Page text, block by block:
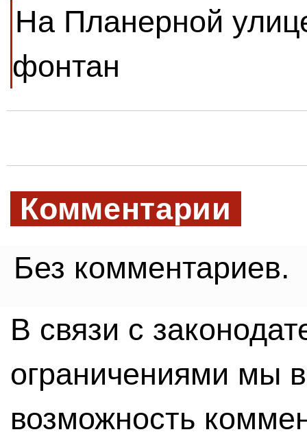
На Планерной
фонтан
Комментарии
Без комментариев.
В связи с
ограничениями мы
возможность